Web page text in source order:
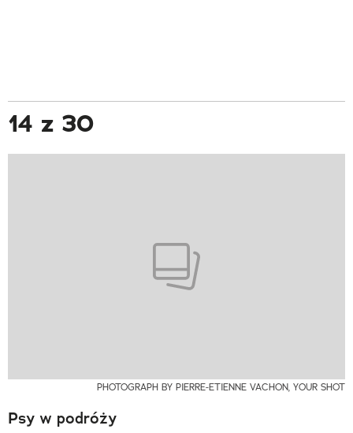
14 z 30
PHOTOGRAPH BY PIERRE-ETIENNE VACHON, YOUR SHOT
Psy w podróży